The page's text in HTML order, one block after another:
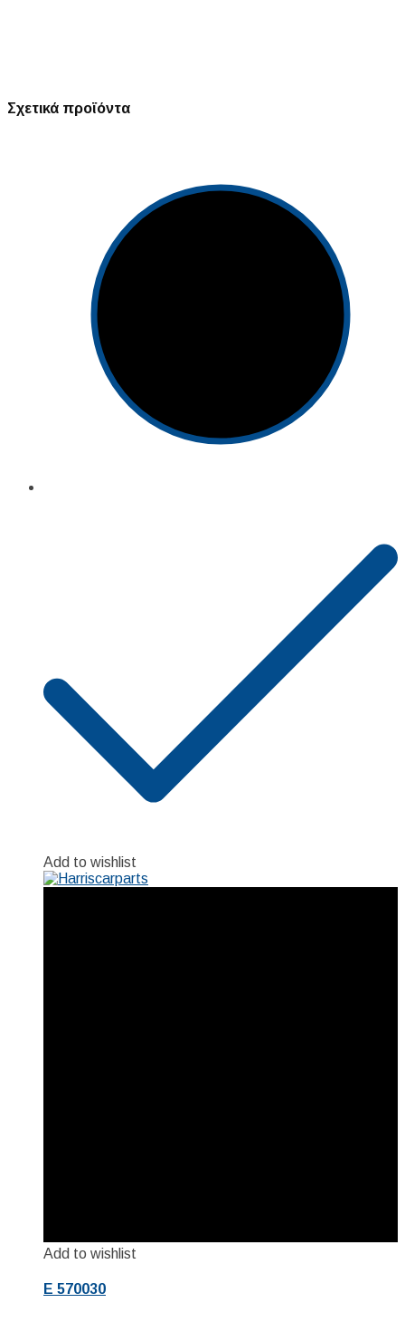
Σχετικά προϊόντα
Add to wishlist
Add to wishlist
E 570030